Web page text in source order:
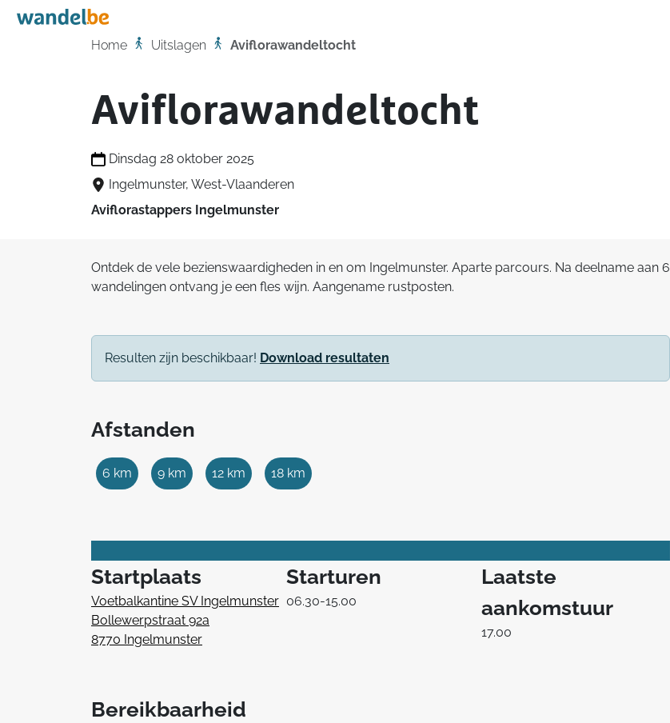
Home
Home Uitslagen Aviflorawandeltocht
Aviflorawandeltocht
Dinsdag 28 oktober 2025
Ingelmunster, West-Vlaanderen
Aviflorastappers Ingelmunster
Ontdek de vele bezienswaardigheden in en om Ingelmunster. Aparte parcours. Na deelname aan 6
wandelingen ontvang je een fles wijn. Aangename rustposten.
Resulten zijn beschikbaar! Download resultaten
Afstanden
6 km 9 km 12 km 18 km
Startplaats
Voetbalkantine SV Ingelmunster
Bollewerpstraat 92a
8770 Ingelmunster
Starturen
06.30-15.00
Laatste
aankomstuur
17.00
Bereikbaarheid